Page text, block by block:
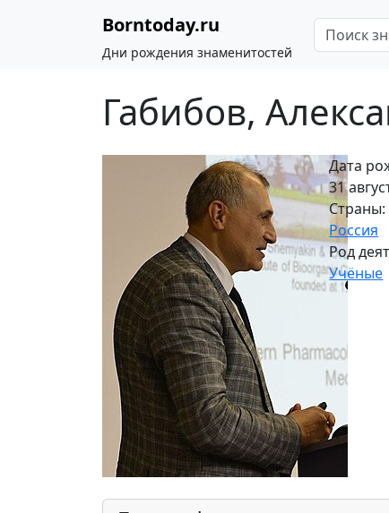
Borntoday.ru
Дни рождения знаменитостей
Габибов,
Дата
31
Страны:
Россия
Род
Учёные